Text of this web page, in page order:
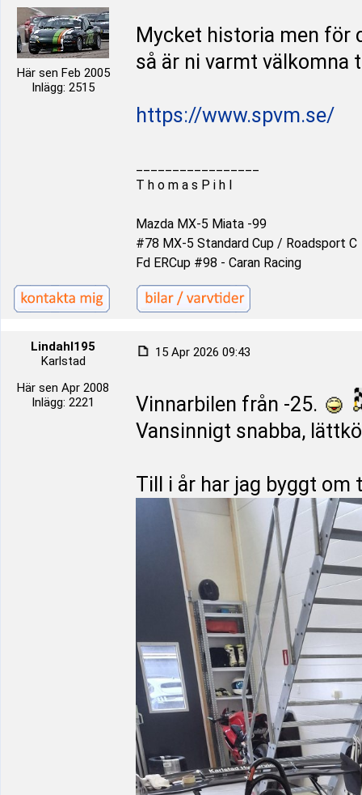
Här sen Feb 2005
Inlägg: 2515
Mycket historia men för
så är ni varmt välkomna
https://www.spvm.se/
T h o m a s P i h l
Mazda MX-5 Miata -99
#78 MX-5 Standard Cup / Roadsport C
Fd ERCup #98 - Caran Racing
Lindahl195
Karlstad
Här sen Apr 2008
Inlägg: 2221
15 Apr 2026 09:43
Vinnarbilen från -25.
Vansinnigt snabba,
Till i år har jag byggt om